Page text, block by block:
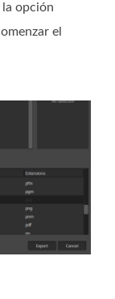
la opción
el